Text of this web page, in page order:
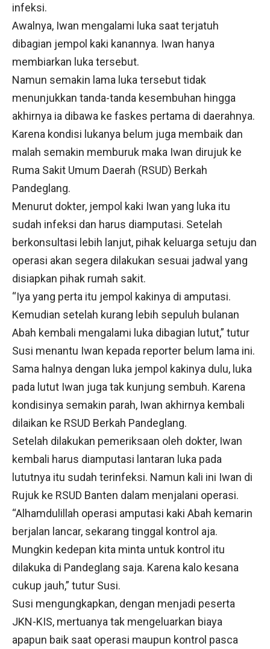
infeksi.
Awalnya, Iwan mengalami luka saat terjatuh
dibagian jempol kaki kanannya. Iwan hanya
membiarkan luka tersebut.
Namun semakin lama luka tersebut tidak
menunjukkan tanda-tanda kesembuhan hingga
akhirnya ia dibawa ke faskes pertama di daerahnya.
Karena kondisi lukanya belum juga membaik dan
malah semakin memburuk maka Iwan dirujuk ke
Ruma Sakit Umum Daerah (RSUD) Berkah
Pandeglang.
Menurut dokter, jempol kaki Iwan yang luka itu
sudah infeksi dan harus diamputasi. Setelah
berkonsultasi lebih lanjut, pihak keluarga setuju dan
operasi akan segera dilakukan sesuai jadwal yang
disiapkan pihak rumah sakit.
“Iya yang perta itu jempol kakinya di amputasi.
Kemudian setelah kurang lebih sepuluh bulanan
Abah kembali mengalami luka dibagian lutut,” tutur
Susi menantu Iwan kepada reporter belum lama ini.
Sama halnya dengan luka jempol kakinya dulu, luka
pada lutut Iwan juga tak kunjung sembuh. Karena
kondisinya semakin parah, Iwan akhirnya kembali
dilaikan ke RSUD Berkah Pandeglang.
Setelah dilakukan pemeriksaan oleh dokter, Iwan
kembali harus diamputasi lantaran luka pada
lututnya itu sudah terinfeksi. Namun kali ini Iwan di
Rujuk ke RSUD Banten dalam menjalani operasi.
“Alhamdulillah operasi amputasi kaki Abah kemarin
berjalan lancar, sekarang tinggal kontrol aja.
Mungkin kedepan kita minta untuk kontrol itu
dilakuka di Pandeglang saja. Karena kalo kesana
cukup jauh,” tutur Susi.
Susi mengungkapkan, dengan menjadi peserta
JKN-KIS, mertuanya tak mengeluarkan biaya
apapun baik saat operasi maupun kontrol pasca